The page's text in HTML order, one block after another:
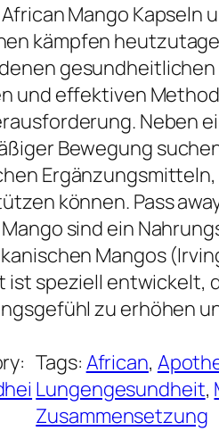
Mango Kapseln
kämpfen
gesundheitlichen
und effektiven
Neben
Bewegung
können. Pass
sind ein
Mangos
ist speziell entwickelt,
zu erhöhen
Tags: African,
Lungengesundheit,
Zusammensetzung